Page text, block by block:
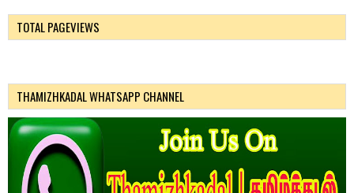
TOTAL PAGEVIEWS
THAMIZHKADAL WHATSAPP CHANNEL